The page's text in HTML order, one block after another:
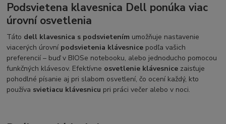
Podsvietena klavesnica Dell ponúka viac
úrovní osvetlenia
Táto dell klavesnica s podsvietením umožňuje nastavenie
viacerých úrovní podsvietenia klávesnice podľa vašich
preferencií – buď v BIOSe notebooku, alebo jednoducho pomocou
funkčných klávesov. Efektívne osvetlenie klávesnice zaisťuje
pohodlné písanie aj pri slabom osvetlení, čo ocení každý, kto
používa svietiacu klávesnicu pri práci večer alebo v noci.